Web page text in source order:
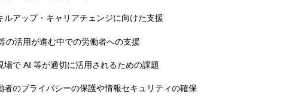
ルアップ・キャリアチェンジに向けた支援
の活用が進む中での労働者への支援
場で AI 等が適切に活用されるための課題
者のプライバシーの保護や情報セキュリティの確保